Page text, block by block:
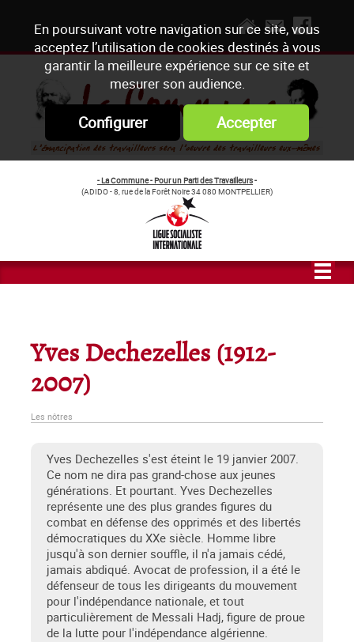
En poursuivant votre navigation sur ce site, vous
acceptez l’utilisation de cookies destinés à vous
garantir la meilleure expérience sur ce site et
mesurer son audience.
Configurer Accepter
- La Commune - Pour un Parti des Travailleurs-
(ADIDO - 8, rue de la Forêt Noire 34 080 MONTPELLIER)
Yves Dechezelles (1912-
2007)
Les nôtres
Yves Dechezelles s'est éteint le 19 janvier 2007.
Ce nom ne dira pas grand-chose aux jeunes
générations. Et pourtant. Yves Dechezelles
représente une des plus grandes figures du
combat en défense des opprimés et des libertés
démocratiques du XXe siècle. Homme libre
jusqu'à son dernier souffle, il n'a jamais cédé,
jamais abdiqué. Avocat de profession, il a été le
défenseur de tous les dirigeants du mouvement
pour l'indépendance nationale, et tout
particulièrement de Messali Hadj, figure de proue
de la lutte pour l'indépendance algérienne.